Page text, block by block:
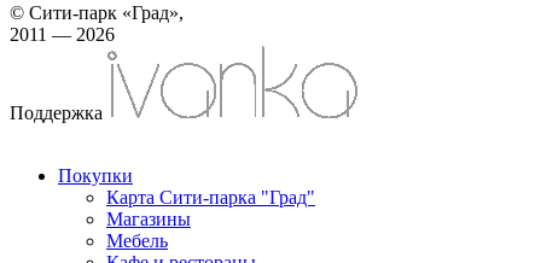
© Сити-парк «Град»,
2011 — 2026
Поддержка
Покупки
Карта Сити-парка "Град"
Магазины
Мебель